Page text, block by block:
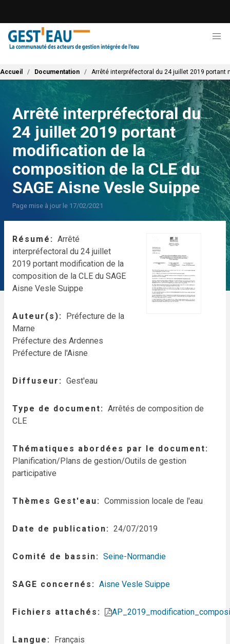
contenu
principal
Fil d'Ariane
Accueil Documentation Arrêté interpréfectoral du 24 juillet 2019 portant
Arrêté interpréfectoral du
24 juillet 2019 portant
modification de la
composition de la CLE du
SAGE Aisne Vesle Suippe
Page mise à jour le 17/02/2021
Résumé
Arrêté
interpréfectoral du 24 juillet
2019 portant modification de la
composition de la CLE du SAGE
Aisne Vesle Suippe
Auteur(s)
Préfecture de la
Marne
Préfecture des Ardennes
Préfecture de l'Aisne
Diffuseur Gest'eau
Type de document
Arrêtés de composition de
CLE
Thématiques abordées par le document
Planification/Plans de gestion/Outils de gestion
participative
Thèmes Gest'eau Commission locale de l'eau
Date de publication 24/07/2019
Comité de bassin Seine-Normandie
SAGE concernés Aisne Vesle Suippe
Fichiers attachés
Langue Français